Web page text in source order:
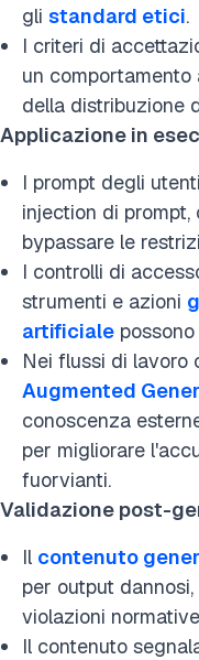
gli standard etici.
I criteri di
un
della distribuzione
Applicazione in
I prompt degli
injection di
bypassare le
I controlli di
strumenti e azioni
artificiale
Nei flussi di lavoro
Augmented
conoscenza
per migliorare
fuorvianti.
Validazione post-
Il contenuto
per output
violazioni
Il contenuto